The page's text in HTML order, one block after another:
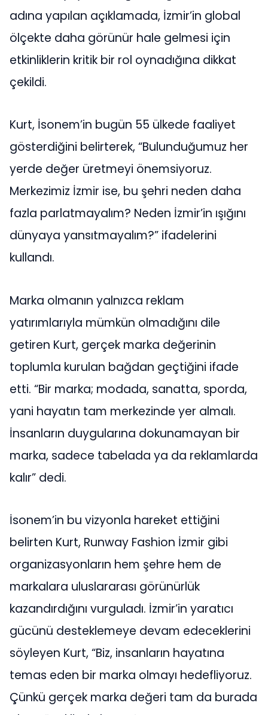
adına yapılan açıklamada, İzmir’in global
ölçekte daha görünür hale gelmesi için
etkinliklerin kritik bir rol oynadığına dikkat
çekildi.
Kurt, İsonem’in bugün 55 ülkede faaliyet
gösterdiğini belirterek, “Bulunduğumuz her
yerde değer üretmeyi önemsiyoruz.
Merkezimiz İzmir ise, bu şehri neden daha
fazla parlatmayalım? Neden İzmir’in ışığını
dünyaya yansıtmayalım?” ifadelerini
kullandı.
Marka olmanın yalnızca reklam
yatırımlarıyla mümkün olmadığını dile
getiren Kurt, gerçek marka değerinin
toplumla kurulan bağdan geçtiğini ifade
etti. “Bir marka; modada, sanatta, sporda,
yani hayatın tam merkezinde yer almalı.
İnsanların duygularına dokunamayan bir
marka, sadece tabelada ya da reklamlarda
kalır” dedi.
İsonem’in bu vizyonla hareket ettiğini
belirten Kurt, Runway Fashion İzmir gibi
organizasyonların hem şehre hem de
markalara uluslararası görünürlük
kazandırdığını vurguladı. İzmir’in yaratıcı
gücünü desteklemeye devam edeceklerini
söyleyen Kurt, “Biz, insanların hayatına
temas eden bir marka olmayı hedefliyoruz.
Çünkü gerçek marka değeri tam da burada